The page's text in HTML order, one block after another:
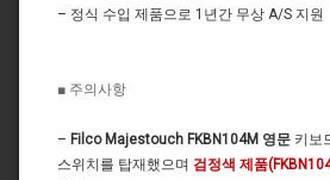
– 정식 수입 제품으로 1년간 무상 A/S 지원
■ 주의사항
– Filco Majestouch FKBN104M 영문 키보
스위치를 탑재했으며 검정색 제품